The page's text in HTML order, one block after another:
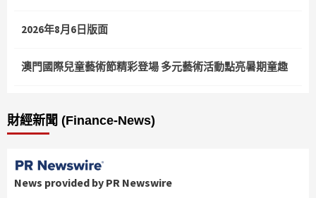
2026年8月6日版面
澳門國際兒童藝術節精彩登場 多元藝術活動點亮暑期童趣
財經新聞 (Finance-News)
News provided by PR Newswire